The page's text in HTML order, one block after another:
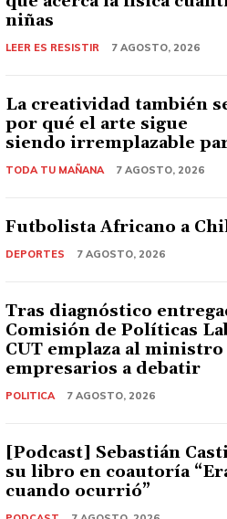
niñas
LEER ES RESISTIR 7 AGOSTO, 2026
La creatividad también
por qué el arte sigue
siendo irremplazable
TODA TU MAÑANA 7 AGOSTO, 2026
Futbolista Africano a
DEPORTES 7 AGOSTO, 2026
Tras diagnóstico
Comisión de Políticas
CUT emplaza al ministro
empresarios a debatir
POLITICA 7 AGOSTO, 2026
[Podcast] Sebastián
su libro en coautoría
cuando ocurrió”